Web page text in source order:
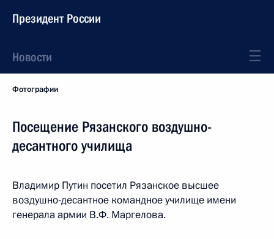
Президент России
Новости
Фотографии
Посещение Рязанского воздушно-
десантного училища
Владимир Путин посетил Рязанское высшее
воздушно-десантное командное училище имени
генерала армии В.Ф. Маргелова.